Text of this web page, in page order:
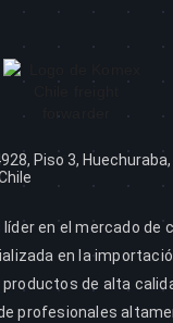
Piso 3,
líder en el mercado de
en la
de alta
profesionales